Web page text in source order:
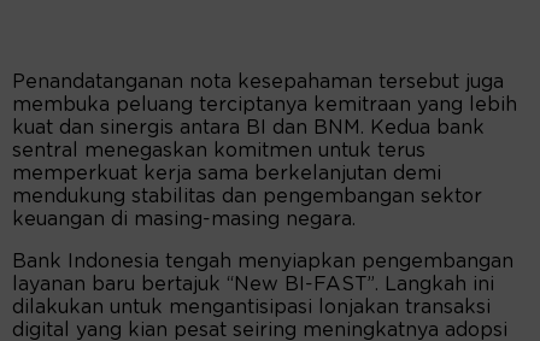
Penandatanganan nota kesepahaman tersebut juga
membuka peluang terciptanya kemitraan yang lebih
kuat dan sinergis antara BI dan BNM. Kedua bank
sentral menegaskan komitmen untuk terus
memperkuat kerja sama berkelanjutan demi
mendukung stabilitas dan pengembangan sektor
keuangan di masing-masing negara.
Bank Indonesia tengah menyiapkan pengembangan
layanan baru bertajuk “New BI-FAST”. Langkah ini
dilakukan untuk mengantisipasi lonjakan transaksi
digital yang kian pesat seiring meningkatnya adopsi